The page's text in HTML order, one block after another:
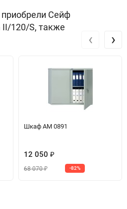
Сейф
II/120/S, также
Шкаф АМ 0891
12 050 ₽
68 070₽ -82%
‹ ›